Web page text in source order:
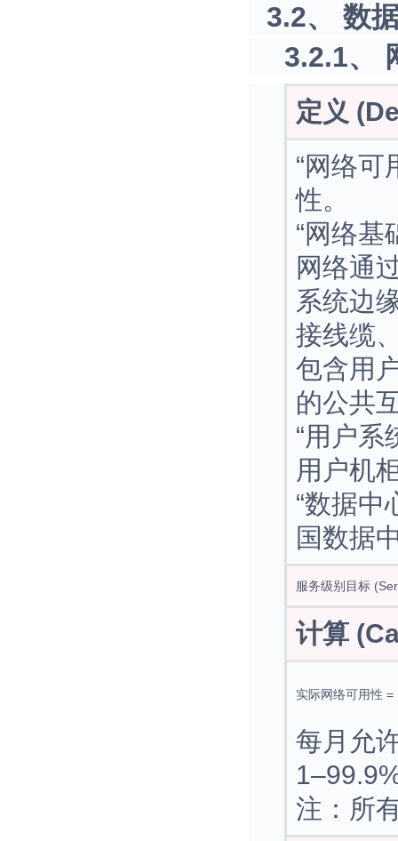
3.2、 数
3.2.1、
定义
“网络可
性。
“网络基
网络通
系统边
接线缆
包含用
的公共
“用户系
用户机
“数据中
国数据
服务级别目标
计算
实际网络可用性 =
每月允
注：所